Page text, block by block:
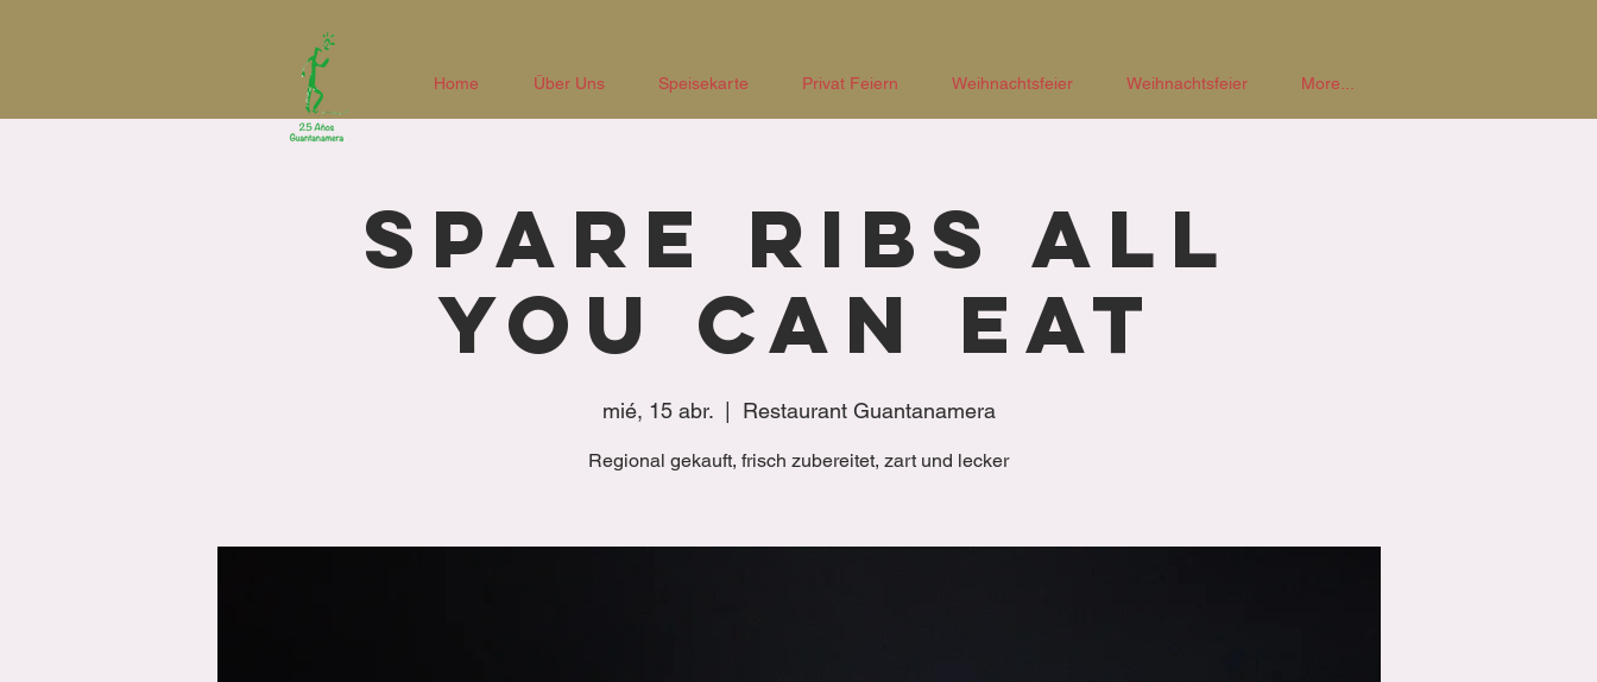
Home Über Uns Speisekarte Privat Feiern Weihnachtsfeier Weihnachtsfeier More...
Spare Ribs All
You Can Eat
mié, 15 abr.
  |
Restaurant Guantanamera
Regional gekauft, frisch zubereitet, zart und lecker